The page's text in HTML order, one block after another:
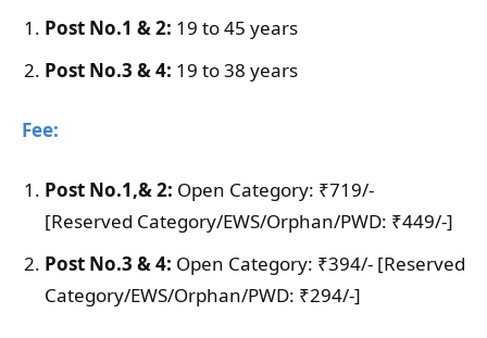
Post No.1 & 2: 19 to 45 years
Post No.3 & 4: 19 to 38 years
Fee:
Post No.1,& 2: Open Category: ₹719/-
[Reserved Category/EWS/Orphan/PWD: ₹449/-]
Post No.3 & 4: Open Category: ₹394/- [Reserved
Category/EWS/Orphan/PWD: ₹294/-]